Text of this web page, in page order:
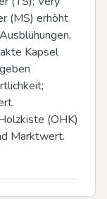
(MS) erhöht
Kapsel
(OHK)
Marktwert.